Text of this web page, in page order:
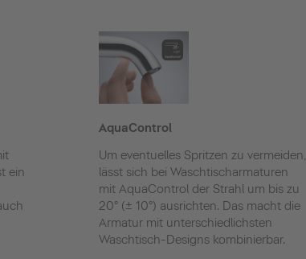
ein
AquaControl
Um eventuelles Spritzen zu vermeiden,
lässt sich bei Waschtischarmaturen
mit AquaControl der Strahl um bis zu
20° (± 10°) ausrichten. Das macht die
Armatur mit unterschiedlichsten
Waschtisch-Designs kombinierbar.